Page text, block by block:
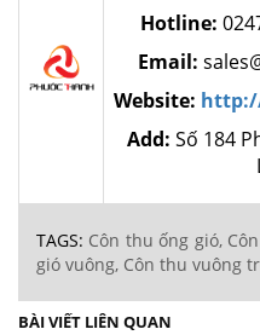
Hotline:
Email:
Website:
Add: Số 184
TAGS: Côn thu ống gió,
gió vuông, Côn thu vuông
BÀI VIẾT LIÊN QUAN